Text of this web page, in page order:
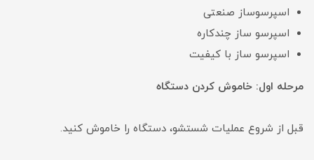
اسپرسوساز صنعتی
اسپرسو ساز چندکاره
اسپرسو ساز با کیفیت
مرحله اول: خاموش کردن دستگاه
قبل از شروع عملیات شستشو، دستگاه را خاموش کنید.